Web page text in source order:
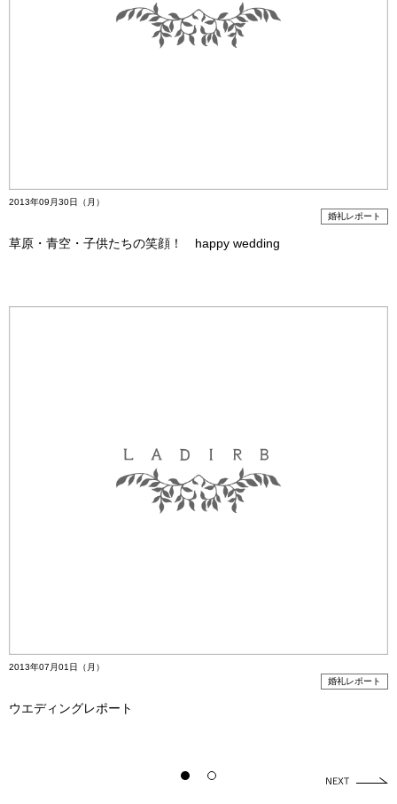
2013年09月30日（月）
婚礼レポート
草原・青空・子供たちの笑顔！ happy wedding
2013年07月01日（月）
婚礼レポート
ウエディングレポート